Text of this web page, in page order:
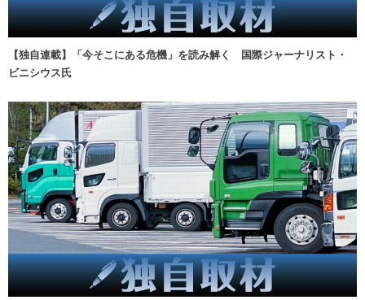
【独自連載】「今そこにある危機」を読み解く 国際ジャーナリスト・
ビニシウス氏